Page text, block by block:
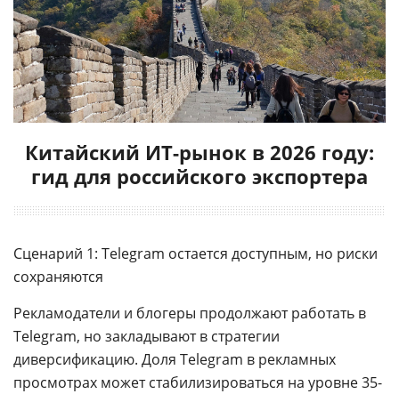
Китайский ИТ-рынок в 2026 году:
гид для российского экспортера
Сценарий 1: Telegram остается доступным, но риски
сохраняются
Рекламодатели и блогеры продолжают работать в
Telegram, но закладывают в стратегии
диверсификацию. Доля Telegram в рекламных
просмотрах может стабилизироваться на уровне 35-